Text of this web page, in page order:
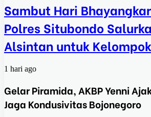
Sambut Hari
Polres Situbondo
Alsintan untuk
1 hari ago
Gelar Piramida, AKBP Yenni
Jaga Kondusivitas Bojonegoro